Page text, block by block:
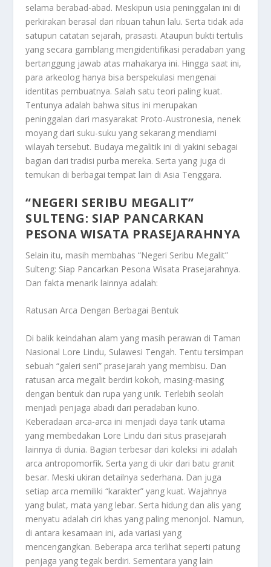
selama berabad-abad. Meskipun usia peninggalan ini di
perkirakan berasal dari ribuan tahun lalu. Serta tidak ada
satupun catatan sejarah, prasasti. Ataupun bukti tertulis
yang secara gamblang mengidentifikasi peradaban yang
bertanggung jawab atas mahakarya ini. Hingga saat ini,
para arkeolog hanya bisa berspekulasi mengenai
identitas pembuatnya. Salah satu teori paling kuat.
Tentunya adalah bahwa situs ini merupakan
peninggalan dari masyarakat Proto-Austronesia, nenek
moyang dari suku-suku yang sekarang mendiami
wilayah tersebut. Budaya megalitik ini di yakini sebagai
bagian dari tradisi purba mereka. Serta yang juga di
temukan di berbagai tempat lain di Asia Tenggara.
“NEGERI SERIBU MEGALIT”
SULTENG: SIAP PANCARKAN
PESONA WISATA PRASEJARAHNYA
Selain itu, masih membahas“Negeri Seribu Megalit”
Sulteng: Siap Pancarkan Pesona Wisata Prasejarahnya.
Dan fakta menarik lainnya adalah:
Ratusan Arca Dengan Berbagai Bentuk
Di balik keindahan alam yang masih perawan di Taman
Nasional Lore Lindu, Sulawesi Tengah. Tentu tersimpan
sebuah “galeri seni” prasejarah yang membisu. Dan
ratusan arca megalit berdiri kokoh, masing-masing
dengan bentuk dan rupa yang unik. Terlebih seolah
menjadi penjaga abadi dari peradaban kuno.
Keberadaan arca-arca ini menjadi daya tarik utama
yang membedakan Lore Lindu dari situs prasejarah
lainnya di dunia. Bagian terbesar dari koleksi ini adalah
arca antropomorfik. Serta yang di ukir dari batu granit
besar. Meski ukiran detailnya sederhana. Dan juga
setiap arca memiliki “karakter” yang kuat. Wajahnya
yang bulat, mata yang lebar. Serta hidung dan alis yang
menyatu adalah ciri khas yang paling menonjol. Namun,
di antara kesamaan ini, ada variasi yang
mencengangkan. Beberapa arca terlihat seperti patung
penjaga yang tegak berdiri. Sementara yang lain